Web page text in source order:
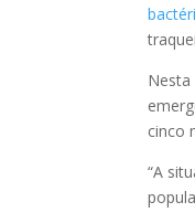
cinco
“A